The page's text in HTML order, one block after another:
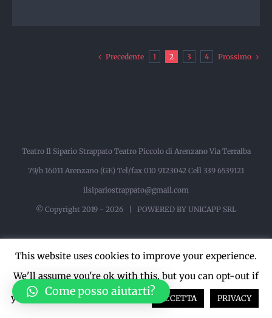
Precedente 1 2 3 4 Prossimo
Teatro Il Sipario Strappato Teatro Piccolo di Arenzano Via Terralba
79/b 16011 Arenzano (GE) Tel/fax 010 9123042 Cell 339 6539121
ilsipariostrappato@gmail.com
© Copyright 2019 - 2026 | POWERED BY UNICAPP SRL
This website uses cookies to improve your experience.
We'll assume you're ok with this, but you can opt-out if
you wish.
Cookie settings ACCETTA PRIVACY
Come posso aiutarti?